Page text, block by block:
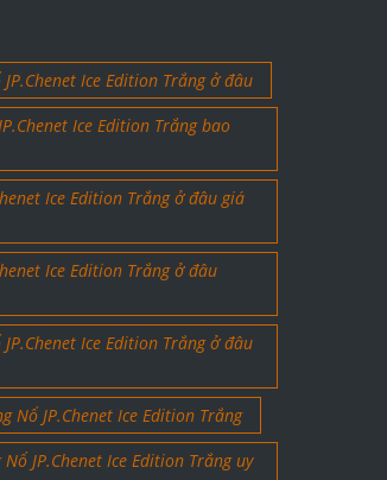
Ice Edition Trắng ở đâu
Ice Edition Trắng bao
Ice Edition Trắng ở đâu giá
Ice Edition Trắng ở đâu
Ice Edition Trắng ở đâu
Nổ JP.Chenet Ice Edition Trắng
JP.Chenet Ice Edition Trắng uy